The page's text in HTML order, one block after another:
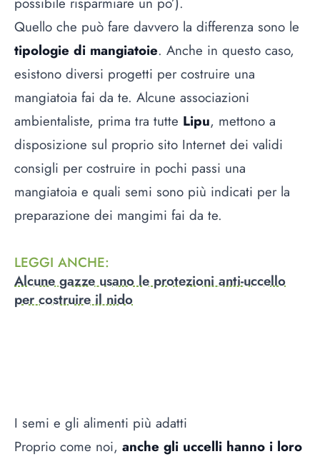
Quello che può fare davvero la differenza sono le
tipologie di mangiatoie. Anche in questo caso,
esistono diversi progetti per costruire una
mangiatoia fai da te. Alcune associazioni
ambientaliste, prima tra tutte Lipu, mettono a
disposizione sul proprio sito Internet dei validi
consigli per costruire in pochi passi una
mangiatoia e quali semi sono più indicati per la
preparazione dei mangimi fai da te.
LEGGI ANCHE:
Alcune gazze usano le protezioni anti-uccello
per costruire il nido
I semi e gli alimenti più adatti
Proprio come noi, anche gli uccelli hanno i loro